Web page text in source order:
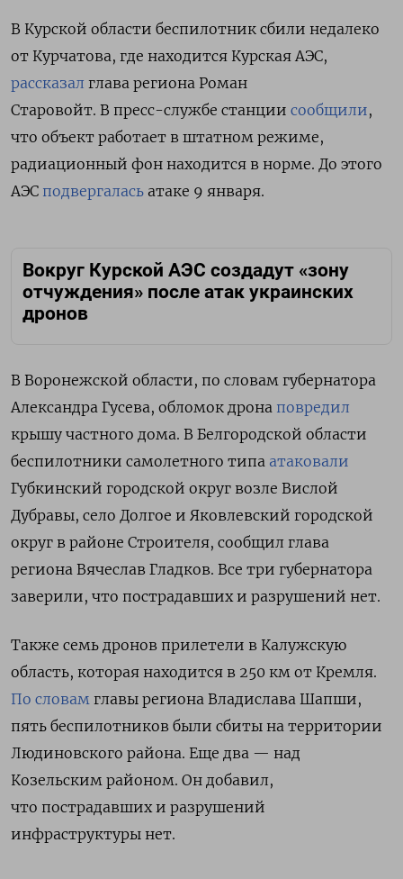
В Курской области беспилотник сбили недалеко
от Курчатова, где находится Курская АЭС,
рассказал глава региона Роман
Старовойт. В пресс-службе станции сообщили,
что объект работает в штатном режиме,
радиационный фон находится в норме. До этого
АЭС подвергалась атаке 9 января.
Вокруг Курской АЭС создадут «зону
отчуждения» после атак украинских
дронов
В Воронежской области, по словам губернатора
Александра Гусева, обломок дрона повредил
крышу частного дома. В Белгородской области
беспилотники самолетного типа атаковали
Губкинский городской округ возле Вислой
Дубравы, село Долгое и Яковлевский городской
округ в районе Строителя, сообщил глава
региона Вячеслав Гладков. Все три губернатора
заверили, что пострадавших и разрушений нет.
Также семь дронов прилетели в Калужскую
область, которая находится в 250 км от Кремля.
По словам главы региона Владислава Шапши,
пять беспилотников были сбиты на территории
Людиновского района. Еще два — над
Козельским районом. Он добавил,
что пострадавших и разрушений
инфраструктуры нет.